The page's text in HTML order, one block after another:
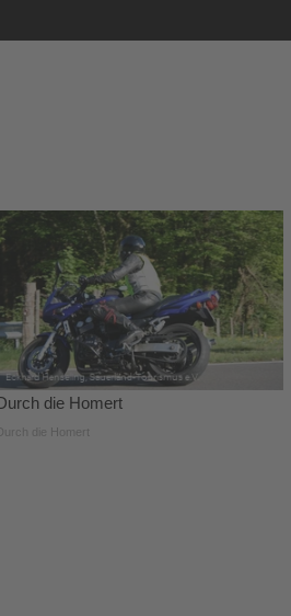
die Homert
Durch die Homert